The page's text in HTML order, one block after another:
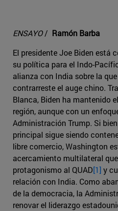
ENSAYO/ Ramón Barba
El presidente Joe Biden está
su política para el Indo-
alianza con India sobre la
contrarreste el auge chino.
Blanca, Biden ha mantenido
región, aunque con un
Administración Trump. Si
principal sigue siendo
libre comercio, Washington
acercamiento multilateral
protagonismo al QUAD[1] y
relación con India. Como
de la democracia, la
renovar el liderazgo